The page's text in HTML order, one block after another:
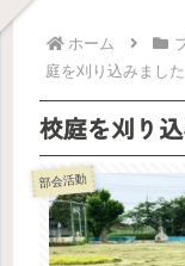
ホーム
庭を刈り込みました
校庭を刈り
部会活動